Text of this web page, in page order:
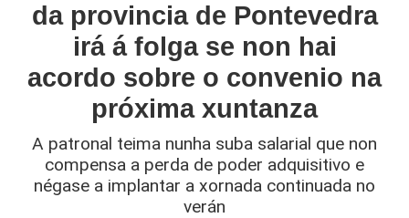
da provincia de Pontevedra
irá á folga se non hai
acordo sobre o convenio na
próxima xuntanza
A patronal teima nunha suba salarial que non
compensa a perda de poder adquisitivo e
négase a implantar a xornada continuada no
verán